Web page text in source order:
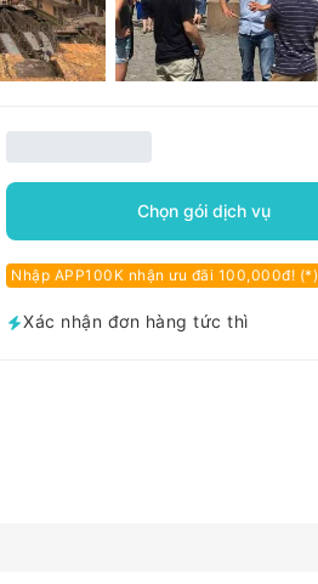
Chọn gói dịch vụ
Nhập APP100K nhận ưu đãi 100,000đ! (*)
Xác nhận đơn hàng tức thì